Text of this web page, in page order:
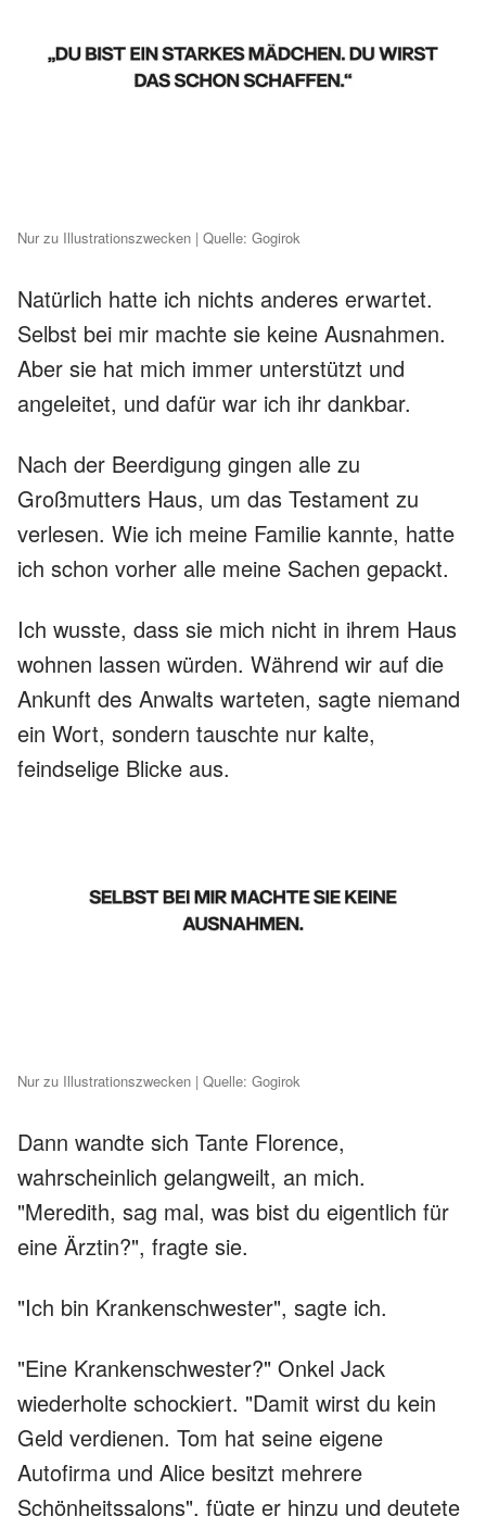
Nur zu Illustrationszwecken | Quelle: Gogirok
Natürlich hatte ich nichts anderes erwartet.
Selbst bei mir machte sie keine Ausnahmen.
Aber sie hat mich immer unterstützt und
angeleitet, und dafür war ich ihr dankbar.
Nach der Beerdigung gingen alle zu
Großmutters Haus, um das Testament zu
verlesen. Wie ich meine Familie kannte, hatte
ich schon vorher alle meine Sachen gepackt.
Ich wusste, dass sie mich nicht in ihrem Haus
wohnen lassen würden. Während wir auf die
Ankunft des Anwalts warteten, sagte niemand
ein Wort, sondern tauschte nur kalte,
feindselige Blicke aus.
Nur zu Illustrationszwecken | Quelle: Gogirok
Dann wandte sich Tante Florence,
wahrscheinlich gelangweilt, an mich.
"Meredith, sag mal, was bist du eigentlich für
eine Ärztin?", fragte sie.
"Ich bin Krankenschwester", sagte ich.
"Eine Krankenschwester?" Onkel Jack
wiederholte schockiert. "Damit wirst du kein
Geld verdienen. Tom hat seine eigene
Autofirma und Alice besitzt mehrere
Schönheitssalons", fügte er hinzu und deutete